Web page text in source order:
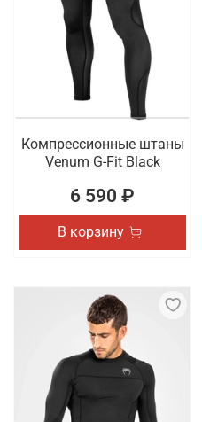
Компрессионные штаны
Venum G-Fit Black
6 590 ₽
В корзину